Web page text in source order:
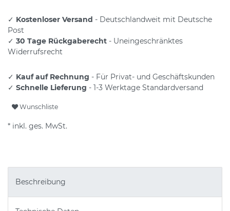
✓ Kostenloser Versand - Deutschlandweit mit Deutsche
Post
✓ 30 Tage Rückgaberecht - Uneingeschränktes
Widerrufsrecht
✓ Kauf auf Rechnung - Für Privat- und Geschäftskunden
✓ Schnelle Lieferung - 1-3 Werktage Standardversand
Wunschliste
* inkl. ges. MwSt.
Beschreibung